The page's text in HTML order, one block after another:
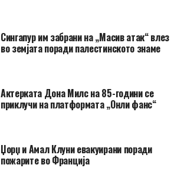
Сингапур им забрани на „Масив атак“ влез
во земјата поради палестинското знаме
Актерката Дона Милс на 85-години се
приклучи на платформата „Онли фанс“
Џорџ и Амал Клуни евакуирани поради
пожарите во Франција